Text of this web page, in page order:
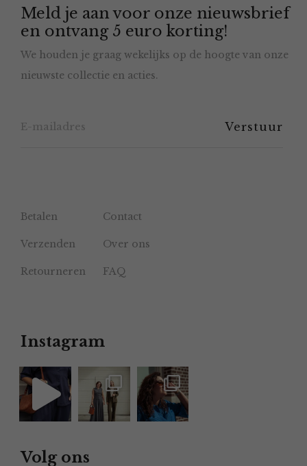
Meld je aan voor onze nieuwsbrief
en ontvang 5 euro korting!
We houden je graag wekelijks op de hoogte van onze
nieuwste collectie en acties.
Betalen Contact
Verzenden Over ons
Retourneren FAQ
Instagram
Volg ons